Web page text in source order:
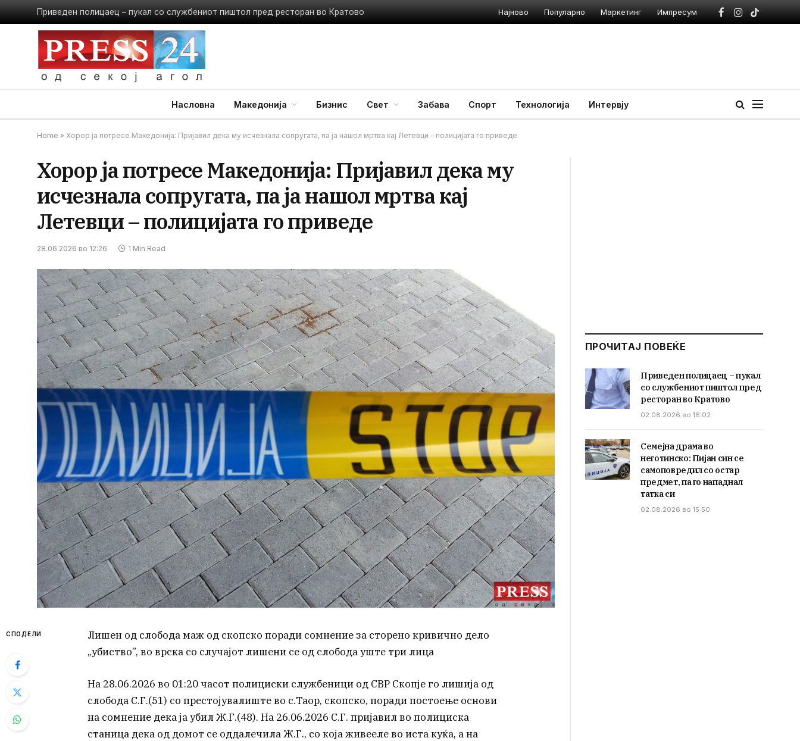
Приведен полицаец – пукал со службениот пиштол пред ресторан во Кратово Најново Популарно Маркетинг Импресум
Facebook
Instagram
TikTok
Насловна Македонија Бизнис Свет Забава Спорт Технологија Интервју
Home » Хорор ја потресе Македонија: Пријавил дека му исчезнала сопругата, па ја нашол мртва кај Летевци – полицијата го приведе
Хорор ја потресе Македонија: Пријавил дека му
исчезнала сопругата, па ја нашол мртва кај
Летевци – полицијата го приведе
28.06.2026 во 12:26 1 Min Read
СПОДЕЛИ
Лишен од слобода маж од скопско поради сомнение за сторено кривично дело
„убиство”, во врска со случајот лишени се од слобода уште три лица
На 28.06.2026 во 01:20 часот полициски службеници од СВР Скопје го лишија од
слобода С.Г.(51) со престојувалиште во с.Таор, скопско, поради постоење основи
на сомнение дека ја убил Ж.Г.(48). На 26.06.2026 С.Г. пријавил во полициска
станица дека од домот се оддалечила Ж.Г., со која живееле во иста куќа, а на
ПРОЧИТАЈ ПОВЕЌЕ
Приведен полицаец – пукал
со службениот пиштол пред
ресторан во Кратово
02.08.2026 во 16:02
Семејна драма во
неготинско: Пијан син се
самоповредил со остар
предмет, па го нападнал
татка си
02.08.2026 во 15:50